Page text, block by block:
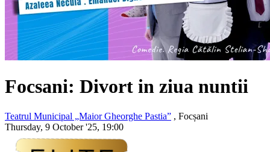
Focsani: Divort in ziua nuntii
Teatrul Municipal „Maior Gheorghe Pastia” , Focșani
Thursday, 9 October '25, 19:00